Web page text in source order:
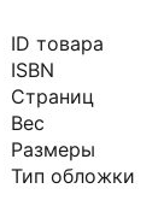
ID товара
ISBN
Страниц
Вес
Размеры
Тип обложки